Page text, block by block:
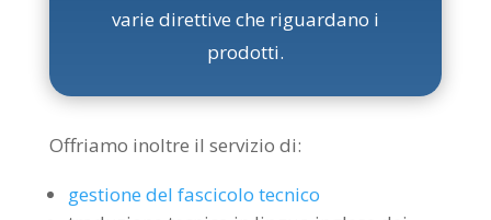
varie direttive che riguardano i
prodotti.
Offriamo inoltre il servizio di:
gestione del fascicolo tecnico